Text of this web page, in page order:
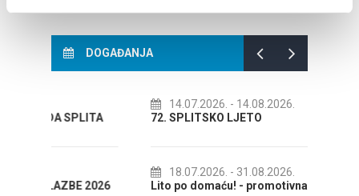
DOGAĐANJA
- 14.08.2026.
72. SPLITSKO LJETO
- 31.08.2026.
Lito po domaću! - promotivna akcija